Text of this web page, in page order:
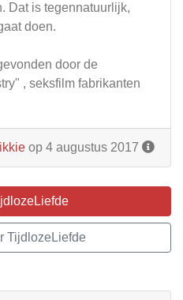
Dat is tegennatuurlijk,
doen.
door de
, seksfilm fabrikanten
op 4 augustus 2017
TijdlozeLiefde